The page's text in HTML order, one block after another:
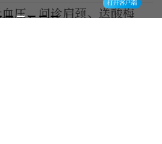
血压、问诊肩颈、送酸梅